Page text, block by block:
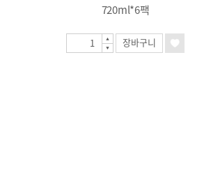
720ml*6팩
장바구니